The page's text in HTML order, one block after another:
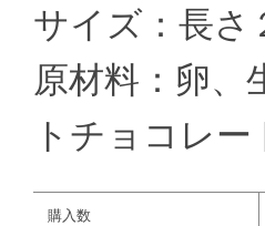
サイズ：長さ
原材料：卵、
トチョコレ
購入数